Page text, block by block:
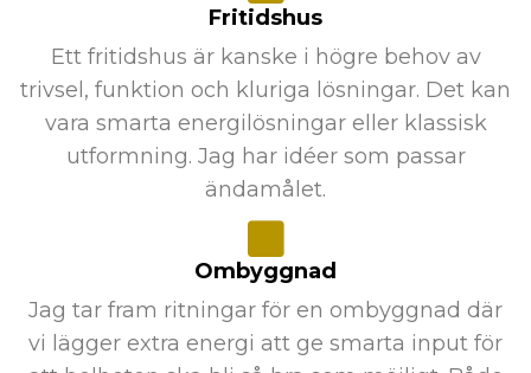
Fritidshus
Ett fritidshus är kanske i högre behov av
trivsel, funktion och kluriga lösningar. Det kan
vara smarta energilösningar eller klassisk
utformning. Jag har idéer som passar
ändamålet.
Ombyggnad
Jag tar fram ritningar för en ombyggnad där
vi lägger extra energi att ge smarta input för